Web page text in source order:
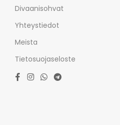
Divaanisohvat
Yhteystiedot
Meista
Tietosuojaseloste